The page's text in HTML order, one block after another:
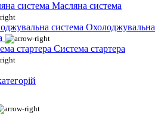
Масляна система
Охолоджувальна
Система стартера